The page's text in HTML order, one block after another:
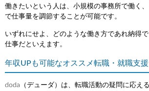
働きたいという人は、小規模の事務所で働く
で仕事量を調節することが可能です。
いずれにせよ、どのような働き方であれ納得
仕事だといえます。
年収UPも可能なオススメ転職・就職支
doda（デューダ）は、転職活動の疑問に応え